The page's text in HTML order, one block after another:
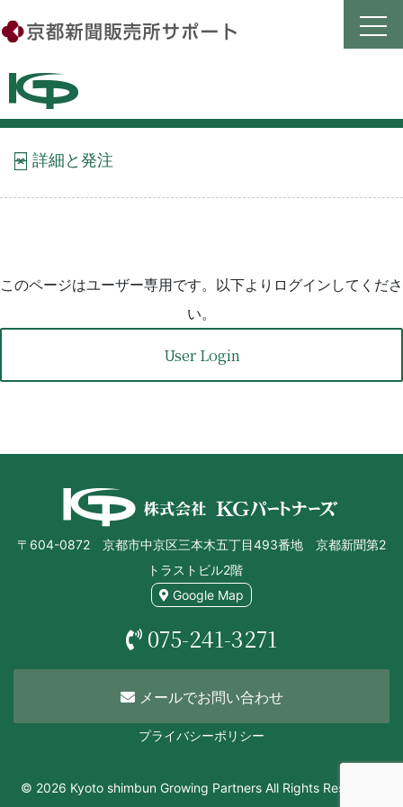
to
content
詳細と発注
このページはユーザー専用です。以下よりログインしてくださ
い。
User Login
〒604-0872 京都市中京区三本木五丁目493番地 京都新聞第2
トラストビル2階
Google Map
075-241-3271
メールでお問い合わせ
プライバシーポリシー
© 2026 Kyoto shimbun Growing Partners All Rights Reserved.